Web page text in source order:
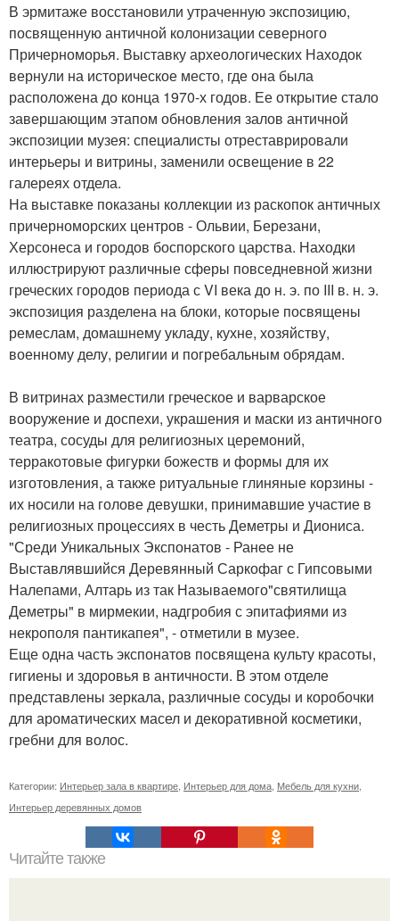
В эрмитаже восстановили утраченную экспозицию,
посвященную античной колонизации северного
Причерноморья. Выставку археологических Находок
вернули на историческое место, где она была
расположена до конца 1970-х годов. Ее открытие стало
завершающим этапом обновления залов античной
экспозиции музея: специалисты отреставрировали
интерьеры и витрины, заменили освещение в 22
галереях отдела.
На выставке показаны коллекции из раскопок античных
причерноморских центров - Ольвии, Березани,
Херсонеса и городов боспорского царства. Находки
иллюстрируют различные сферы повседневной жизни
греческих городов периода с VI века до н. э. по III в. н. э.
экспозиция разделена на блоки, которые посвящены
ремеслам, домашнему укладу, кухне, хозяйству,
военному делу, религии и погребальным обрядам.
В витринах разместили греческое и варварское
вооружение и доспехи, украшения и маски из античного
театра, сосуды для религиозных церемоний,
терракотовые фигурки божеств и формы для их
изготовления, а также ритуальные глиняные корзины -
их носили на голове девушки, принимавшие участие в
религиозных процессиях в честь Деметры и Диониса.
"Среди Уникальных Экспонатов - Ранее не
Выставлявшийся Деревянный Саркофаг с Гипсовыми
Налепами, Алтарь из так Называемого"святилища
Деметры" в мирмекии, надгробия с эпитафиями из
некрополя пантикапея", - отметили в музее.
Еще одна часть экспонатов посвящена культу красоты,
гигиены и здоровья в античности. В этом отделе
представлены зеркала, различные сосуды и коробочки
для ароматических масел и декоративной косметики,
гребни для волос.
Категории: Интерьер зала в квартире, Интерьер для дома, Мебель для кухни,
Интерьер деревянных домов
Читайте также